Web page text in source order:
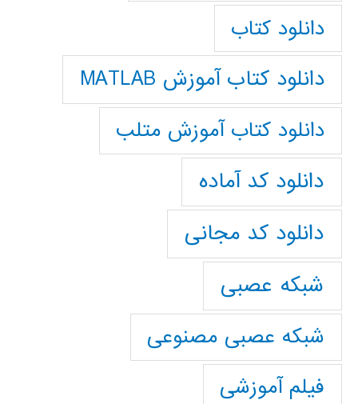
دانلود کتاب
دانلود کتاب آموزش MATLAB
دانلود کتاب آموزش متلب
دانلود کد آماده
دانلود کد مجانی
شبکه عصبی
شبکه عصبی مصنوعی
فیلم آموزشی